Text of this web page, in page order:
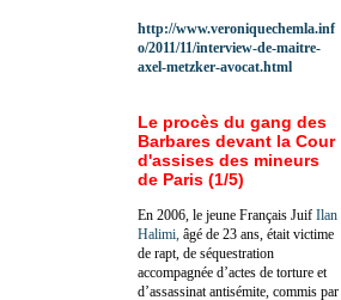
http://www.veroniquechemla.inf
o/2011/11/interview-de-maitre-
axel-metzker-avocat.html
Le procès du gang des
Barbares devant la Cour
d'assises des mineurs
de Paris (1/5)
En 2006, le jeune Français Juif Ilan
Halimi, âgé de 23 ans, était victime
de rapt, de séquestration
accompagnée d’actes de torture et
d’assassinat antisémite, commis par